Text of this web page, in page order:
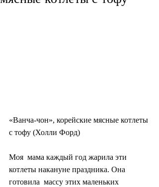
«Ванча-чон», корейские мясные котлеты
с тофу (Холли Форд)
Моя  мама каждый год жарила эти
котлеты накануне праздника. Она
готовила  массу этих маленьких